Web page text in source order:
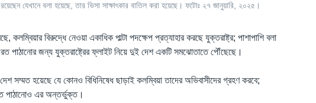
যেখানে বলা হয়েছে, তার ভিসা সাক্ষাৎকার বাতিল করা হয়েছে। ফটোঃ ২৭ জানুয়ারি, ২০২৫।
কলম্বিয়ার বিরুদ্ধে নেওয়া একাধিক পাল্টা পদক্ষেপ প্রত্যাহার করছে যুক্তরাষ্ট্র; পাশাপাশি বলা
পাঠানোর জন্য যুক্তরাষ্ট্রের ফ্লাইট নিয়ে দুই দেশ একটি সমঝোতাতে পৌঁছেছে।
সম্মত হয়েছে যে কোনও বিধিনিষেধ ছাড়াই কলম্বিয়া তাদের অভিবাসীদের গ্রহণ করবে;
পাঠানোও এর অন্তর্ভুক্ত।